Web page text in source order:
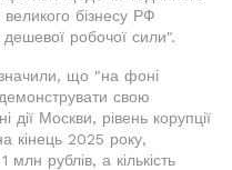
бізнесу РФ
робочої сили".
що "на фоні
свою
дії Москви, рівень корупції
кінець 2025 року,
рублів, а кількість